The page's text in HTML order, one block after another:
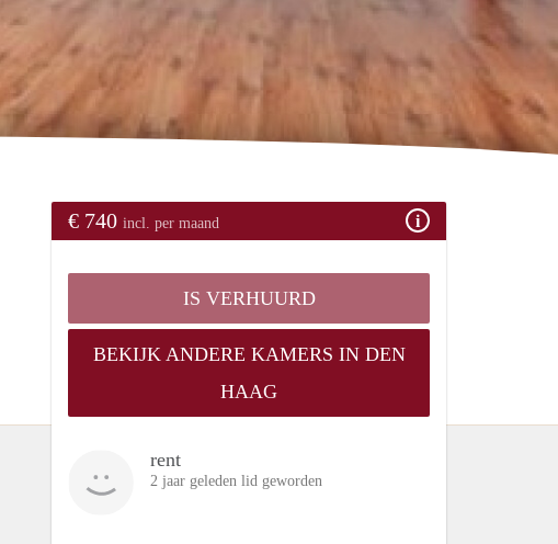
€ 740 incl. per maand
IS VERHUURD
BEKIJK ANDERE KAMERS IN DEN
HAAG
rent
2 jaar geleden lid geworden